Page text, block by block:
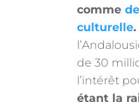
comme
culturelle.
de 30
l’intérêt
étant la